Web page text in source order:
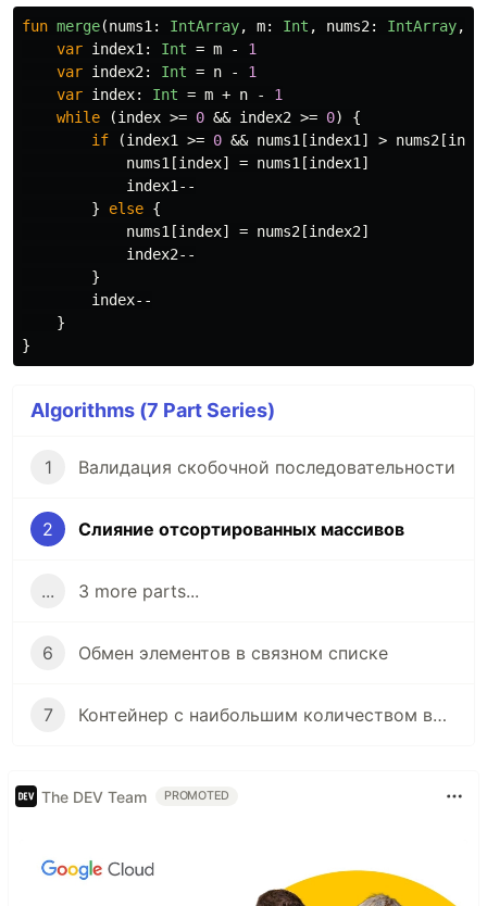
fun merge(nums1 : IntArray, m: Int , nums2: IntArray,
var index1 : Int = m -
1
var index2: Int = n -
1
var index: Int = m + n -
1
while
(index >= 0 && index2 >= 0)
{
if
(index1 >= 0 && nums1 [index1 ] > nums2 [
nums1 [index] = nums1 [index1 ]
index1--
}
else {
nums1 [index] = nums2 [index2]
index2--
}
index--
}
}
Algorithms (7 Part Series)
1 Валидация скобочной последовательности
2 Слияние отсортированных массивов
... 3 more parts...
6 Обмен элементов в связном списке
7 Контейнер с наибольшим количеством воды
The DEV Team PROMOTED